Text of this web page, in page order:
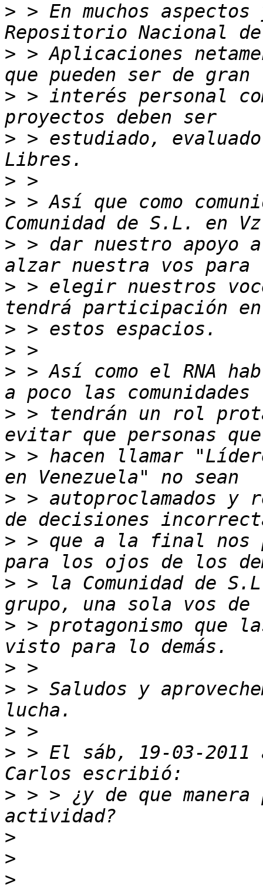
> > En muchos
> > Aplicaciones
> > interés personal
> > estudiado,
>
> > Así que como
> > dar nuestro apoyo
> > elegir nuestros
>
>
> > Así como el RNA
> > tendrán un rol
> > hacen llamar
> > autoproclamados y
> > que a la final nos
> > la Comunidad de
> > protagonismo que
>
> > Saludos y
>
> > El sáb, 19-03-
> > > ¿y de que manera
>
>
>